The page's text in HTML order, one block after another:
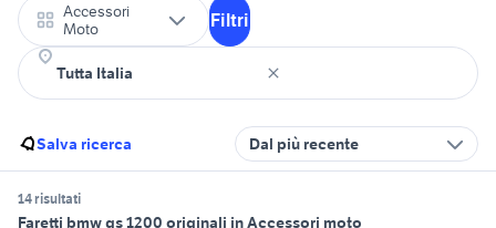
Accessori
Moto
Filtri
Salva ricerca Dal più recente
14 risultati
Faretti bmw gs 1200 originali in Accessori moto